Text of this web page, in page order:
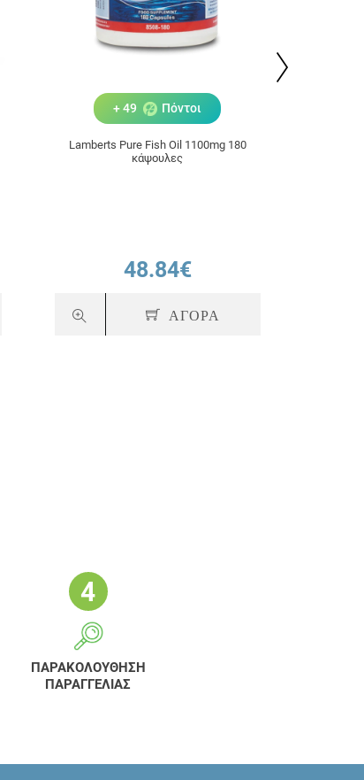
+ 49 Πόντοι
Lamberts Pure Fish Oil 1100mg 180
κάψουλες
48.84€
ΑΓΟΡΑ
ΠΑΡΑΚΟΛΟΥΘΗΣΗ
ΠΑΡΑΓΓΕΛΙΑΣ